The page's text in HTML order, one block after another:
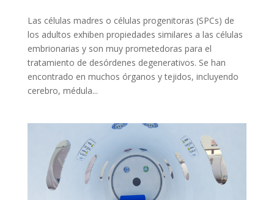
Las células madres o células progenitoras (SPCs) de
los adultos exhiben propiedades similares a las células
embrionarias y son muy prometedoras para el
tratamiento de desórdenes degenerativos. Se han
encontrado en muchos órganos y tejidos, incluyendo
cerebro, médula...